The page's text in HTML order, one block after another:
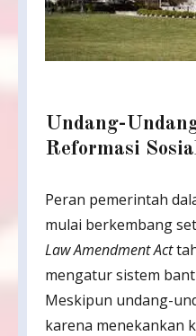
Undang-
Reformasi
Peran pemerintah
mulai berkembang
Law Amendment Act
mengatur sistem
Meskipun undang-
karena menekankan